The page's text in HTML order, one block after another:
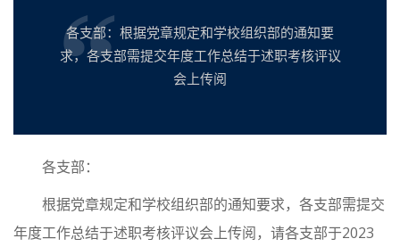
各支部：​根据党章规定和学校组织部的通知要
求，各支部需提交年度工作总结于述职考核评议
会上传阅
各支部：
根据党章规定和学校组织部的通知要求，各支部需提交
年度工作总结于述职考核评议会上传阅，请各支部于2023